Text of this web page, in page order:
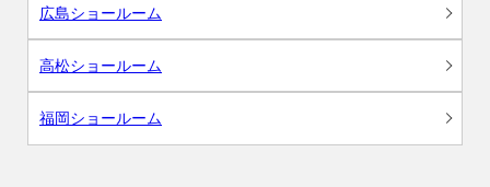
広島ショールーム
高松ショールーム
福岡ショールーム